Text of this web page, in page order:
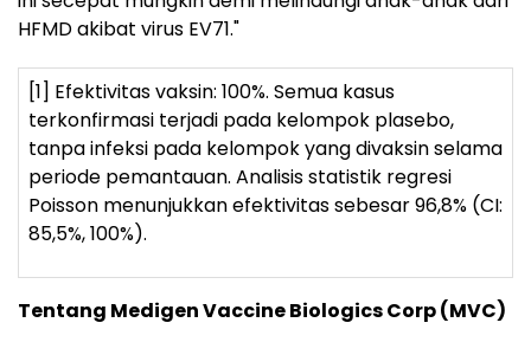
HFMD akibat virus EV71."
[1] Efektivitas vaksin: 100%. Semua kasus
terkonfirmasi terjadi pada kelompok plasebo,
tanpa infeksi pada kelompok yang divaksin selama
periode pemantauan. Analisis statistik regresi
Poisson menunjukkan efektivitas sebesar 96,8% (CI:
85,5%, 100%).
Tentang Medigen Vaccine Biologics Corp (MVC)